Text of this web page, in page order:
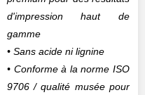
d'impression haut de
gamme
• Sans acide ni lignine
• Conforme à la norme ISO
9706 / qualité musée pour